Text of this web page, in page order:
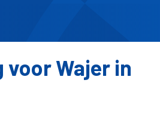
voor Wajer in